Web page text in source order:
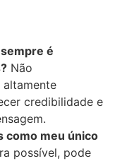
é
Não
altamente
credibilidade e
como meu único
possível, pode